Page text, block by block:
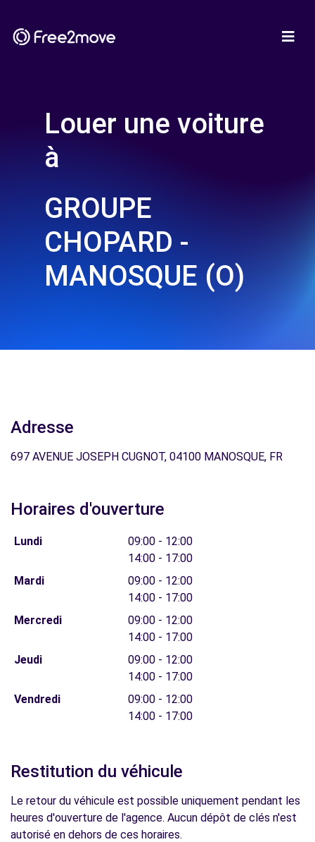
Louer une voiture
à
GROUPE
CHOPARD -
MANOSQUE (O)
Adresse
697 AVENUE JOSEPH CUGNOT, 04100 MANOSQUE, FR
Horaires d'ouverture
Lundi
09:00 - 12:00
14:00 - 17:00
Mardi
09:00 - 12:00
14:00 - 17:00
Mercredi
09:00 - 12:00
14:00 - 17:00
Jeudi
09:00 - 12:00
14:00 - 17:00
Vendredi
09:00 - 12:00
14:00 - 17:00
Restitution du véhicule
Le retour du véhicule est possible uniquement pendant les
heures d'ouverture de l'agence. Aucun dépôt de clés n'est
autorisé en dehors de ces horaires.